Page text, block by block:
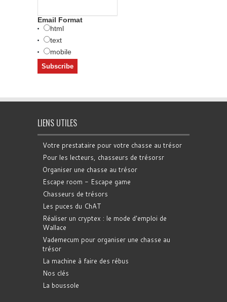
Email Format
html
text
mobile
LIENS UTILES
Votre prestataire pour votre chasse au trésor
Pour les lecteurs, chasseurs de trésorsr
Organiser une chasse au trésor
Escape room - Escape game
Chasseurs de trésors
Les puces du ChAT
Réaliser un cryptex : le mode d'emploi de
Wallace
Vademecum pour organiser une chasse au
trésor
La machine à faire des rébus
Nos clés
La boussole